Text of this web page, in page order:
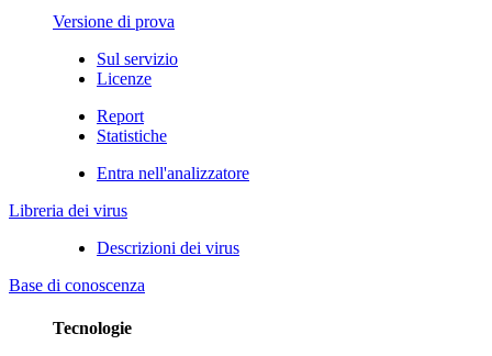
Versione di prova
Sul servizio
Licenze
Report
Statistiche
Entra nell'analizzatore
Libreria dei virus
Descrizioni dei virus
Base di conoscenza
Tecnologie